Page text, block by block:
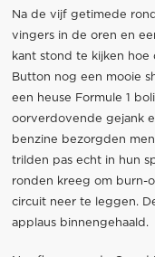
Na de vijf getimede
vingers in de oren en
kant stond te kijken hoe
Button nog een mooie
een heuse Formule 1
oorverdovende gejank
benzine bezorgden
trilden pas echt in hun
ronden kreeg om burn-
circuit neer te leggen.
applaus binnengehaald.